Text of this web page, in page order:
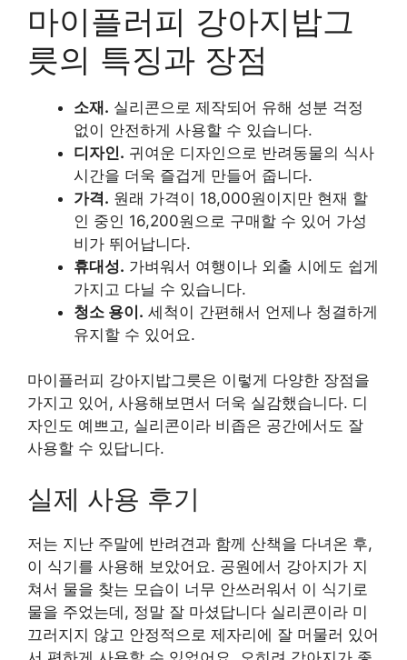
마이플러피 강아지밥그
릇의 특징과 장점
소재. 실리콘으로 제작되어 유해 성분 걱정
없이 안전하게 사용할 수 있습니다.
디자인. 귀여운 디자인으로 반려동물의 식사
시간을 더욱 즐겁게 만들어 줍니다.
가격. 원래 가격이 18,000원이지만 현재 할
인 중인 16,200원으로 구매할 수 있어 가성
비가 뛰어납니다.
휴대성. 가벼워서 여행이나 외출 시에도 쉽게
가지고 다닐 수 있습니다.
청소 용이. 세척이 간편해서 언제나 청결하게
유지할 수 있어요.
마이플러피 강아지밥그릇은 이렇게 다양한 장점을
가지고 있어, 사용해보면서 더욱 실감했습니다. 디
자인도 예쁘고, 실리콘이라 비좁은 공간에서도 잘
사용할 수 있답니다.
실제 사용 후기
저는 지난 주말에 반려견과 함께 산책을 다녀온 후,
이 식기를 사용해 보았어요. 공원에서 강아지가 지
쳐서 물을 찾는 모습이 너무 안쓰러워서 이 식기로
물을 주었는데, 정말 잘 마셨답니다 실리콘이라 미
끄러지지 않고 안정적으로 제자리에 잘 머물러 있어